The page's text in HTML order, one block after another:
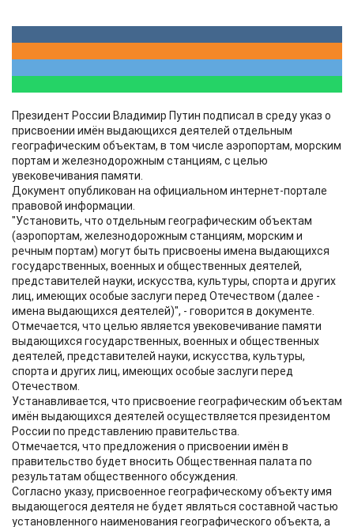
Президент России Владимир Путин подписал в среду указ о
присвоении имён выдающихся деятелей отдельным
географическим объектам, в том числе аэропортам, морским
портам и железнодорожным станциям, с целью
увековечивания памяти.
Документ опубликован на официальном интернет-портале
правовой информации.
"Установить, что отдельным географическим объектам
(аэропортам, железнодорожным станциям, морским и
речным портам) могут быть присвоены имена выдающихся
государственных, военных и общественных деятелей,
представителей науки, искусства, культуры, спорта и других
лиц, имеющих особые заслуги перед Отечеством (далее -
имена выдающихся деятелей)", - говорится в документе.
Отмечается, что целью является увековечивание памяти
выдающихся государственных, военных и общественных
деятелей, представителей науки, искусства, культуры,
спорта и других лиц, имеющих особые заслуги перед
Отечеством.
Устанавливается, что присвоение географическим объектам
имён выдающихся деятелей осуществляется президентом
России по представлению правительства.
Отмечается, что предложения о присвоении имён в
правительство будет вносить Общественная палата по
результатам общественного обсуждения.
Согласно указу, присвоенное географическому объекту имя
выдающегося деятеля не будет являться составной частью
установленного наименования географического объекта, а